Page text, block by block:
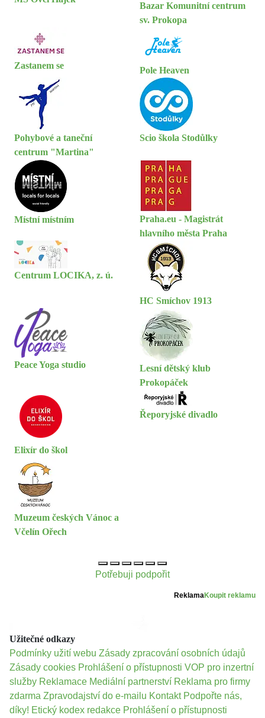
Bazar Komunitní centrum
sv. Prokopa
Zastanem se Pole Heaven
Pohybové a taneční
centrum "Martina"
Scio škola Stodůlky
Místní místním
Praha.eu - Magistrát
hlavního města Praha
Centrum LOCIKA, z. ú.
HC Smíchov 1913
Peace Yoga studio
Lesní dětský klub
Prokopáček
Elixír do škol
Řeporyjské divadlo
Muzeum českých Vánoc a
Včelín Ořech
Potřebuji podpořit
ReklamaKoupit reklamu
Užitečné odkazy
Podmínky užití webu Zásady zpracování osobních údajů
Zásady cookies Prohlášení o přístupnosti VOP pro inzertní
služby Reklamace Mediální partnerství Reklama pro firmy
zdarma Zpravodajství do e-mailu Kontakt Podpořte nás,
díky! Etický kodex redakce Prohlášení o přístupnosti